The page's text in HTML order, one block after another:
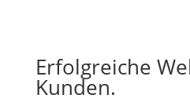
Erfolgreiche
Kunden.